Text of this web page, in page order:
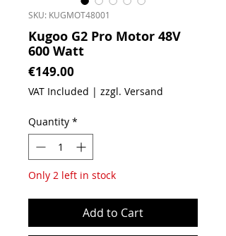
SKU: KUGMOT48001
Kugoo G2 Pro Motor 48V
600 Watt
€149.00
VAT Included | zzgl. Versand
Quantity *
Only 2 left in stock
Add to Cart